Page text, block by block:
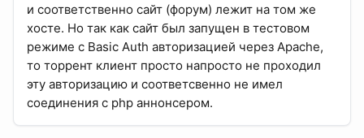
и соответственно сайт (форум) лежит на том же
хосте. Но так как сайт был запущен в тестовом
режиме с Basic Auth авторизацией через Apache,
то торрент клиент просто напросто не проходил
эту авторизацию и соответсвенно не имел
соединения с php аннонсером.